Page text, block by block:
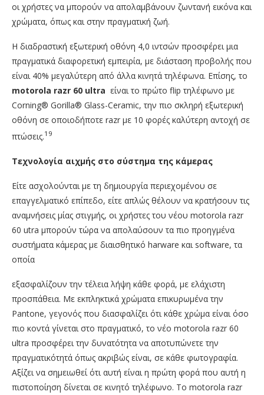
οι χρήστες να μπορούν να απολαμβάνουν ζωντανή εικόνα και
χρώματα, όπως και στην πραγματική ζωή.
Η διαδραστική εξωτερική οθόνη 4,0 ιντσών προσφέρει μια
πραγματικά διαφορετική εμπειρία, με διάσταση προβολής που
είναι 40% μεγαλύτερη από άλλα κινητά τηλέφωνα. Επίσης, το
motorola razr 60 ultra είναι το πρώτο flip τηλέφωνο με
Corning® Gorilla® Glass-Ceramic, την πιο σκληρή εξωτερική
οθόνη σε οποιοδήποτε razr με 10 φορές καλύτερη αντοχή σε
πτώσεις.19
Τεχνολογία αιχμής στο σύστημα της κάμερας
Είτε ασχολούνται με τη δημιουργία περιεχομένου σε
επαγγελματικό επίπεδο, είτε απλώς θέλουν να κρατήσουν τις
αναμνήσεις μίας στιγμής, οι χρήστες του νέου motorola razr
60 utra μπορούν τώρα να απολαύσουν τα πιο προηγμένα
συστήματα κάμερας με διαισθητικό harware και software, τα
οποία
εξασφαλίζουν την τέλεια λήψη κάθε φορά, με ελάχιστη
προσπάθεια. Με εκπληκτικά χρώματα επικυρωμένα την
Pantone, γεγονός που διασφαλίζει ότι κάθε χρώμα είναι όσο
πιο κοντά γίνεται στο πραγματικό, το νέο motorola razr 60
ultra προσφέρει την δυνατότητα να αποτυπώνετε την
πραγματικότητά όπως ακριβώς είναι, σε κάθε φωτογραφία.
Αξίζει να σημειωθεί ότι αυτή είναι η πρώτη φορά που αυτή η
πιστοποίηση δίνεται σε κινητό τηλέφωνο. Το motorola razr